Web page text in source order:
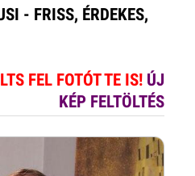
- FRISS, ÉRDEKES,
FEL FOTÓT TE IS! ÚJ
KÉP FELTÖLTÉS